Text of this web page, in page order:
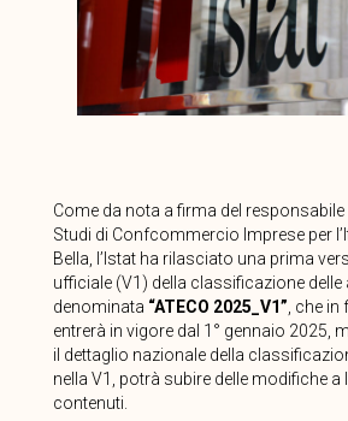
Come da nota a firma del
Studi di Confcommercio Imprese per
Bella, l’Istat ha rilasciato una prima
ufficiale (V1) della classificazione delle
denominata “ATECO 2025_V1” , che
entrerà in vigore dal 1° gennaio 2025,
il dettaglio nazionale della
nella V1, potrà subire delle modifiche a
contenuti.